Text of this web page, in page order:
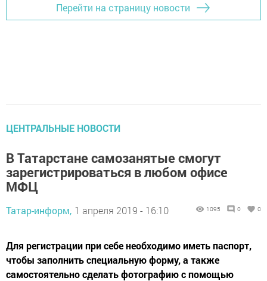
Перейти на страницу новости
ЦЕНТРАЛЬНЫЕ НОВОСТИ
В Татарстане самозанятые смогут
зарегистрироваться в любом офисе
МФЦ
Татар-информ, 1 апреля 2019 - 16:10 1095 0 0
Для регистрации при себе необходимо иметь паспорт,
чтобы заполнить специальную форму, а также
самостоятельно сделать фотографию с помощью